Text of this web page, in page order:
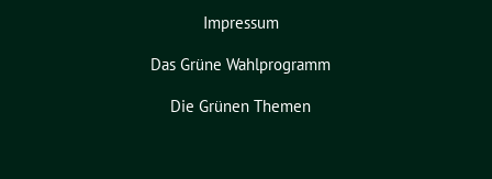
Impressum
Das Grüne Wahlprogramm
Die Grünen Themen